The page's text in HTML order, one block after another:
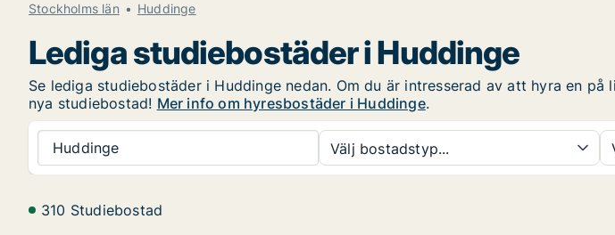
Stockholms län Huddinge
Lediga studiebostäder i Huddinge
Se lediga studiebostäder i Huddinge nedan. Om du är intresserad av att hyra en
nya studiebostad! Mer info om hyresbostäder i Huddinge.
Huddinge Välj bostadstyp...
310 Studiebostad